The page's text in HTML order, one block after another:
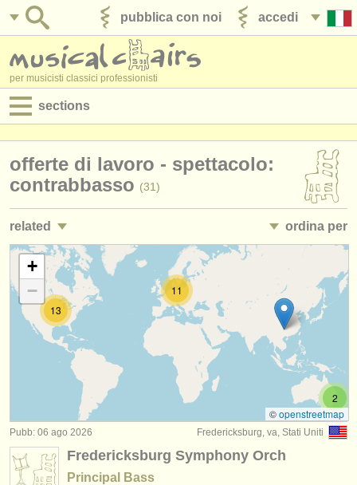
accedi
pubblica con noi
per musicisti classici professionisti
sections
jobs - spettacolo
jobs - amministrazione
degree courses
corsi
concorsi/
strumenti in vendita
strumenti rubati
elenchi:
orchestre e teatri lirici
offerte di lavoro - spettacolo:
contrabbasso (31)
related ordina per
jobs - insegnamento: contrabbasso
corsi/ masterclass contrabbasso
degree courses: contrabbasso (11)
concorso contrabbasso
contrabbasso in vendita
contrabbasso smarrito
•scadenza
•stato (a-z)
11
13
2
+
−
©openstreetmap
Fredericksburg, va, Stati Uniti
Pubb: 06 ago 2026
Fredericksburg Symphony Orch
Principal Bass